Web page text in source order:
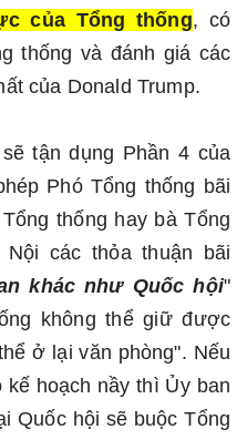
của Tổng thống, có
thống và đánh giá các
của Donald Trump.
tận dụng Phần 4 của
Phó Tổng thống bãi
thống hay bà Tổng
các thỏa thuận bãi
khác như Quốc hội"
không thể giữ được
ở lại văn phòng". Nếu
hoạch nầy thì Ủy ban
Quốc hội sẽ buộc Tổng